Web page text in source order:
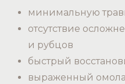
минимальную
отсутствие
и рубцов
быстрый
выраженный